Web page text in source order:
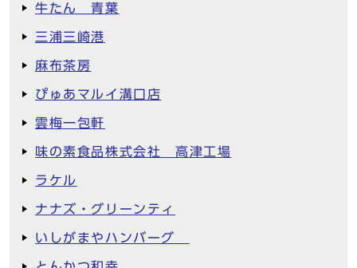
牛たん 青葉
三浦三崎港
麻布茶房
ぴゅあマルイ溝口店
雲梅一包軒
味の素食品株式会社 高津工場
ラケル
ナナズ・グリーンティ
いしがまやハンバーグ